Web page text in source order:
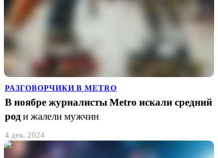
РАЗГОВОРЧИКИ В METRO
В ноябре журналисты Metro искали средний
род и жалели мужчин
4 дек. 2024